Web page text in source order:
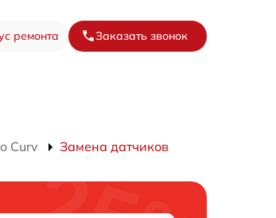
ремонта Заказать звонок
Curv Замена датчиков